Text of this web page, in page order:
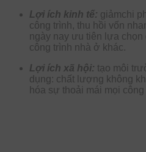
Lợi ích kinh tế: giảmchi
công trình, thu hồi vốn
ngày nay ưu tiên lựa
công trình nhà ở khác.
Lợi ích xã hội: tạo môi
dụng: chất lượng không
hóa sự thoải mái mọi